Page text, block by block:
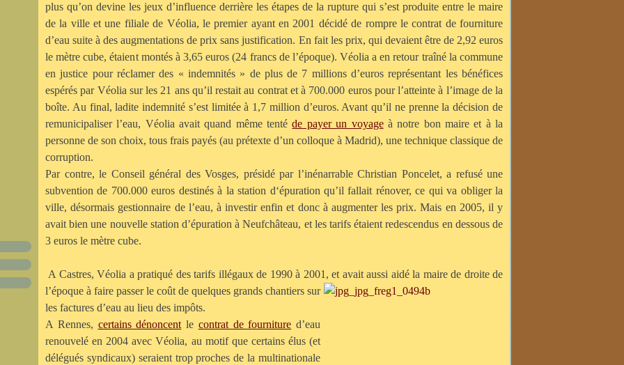
plus qu’on devine les jeux d’influence derrière les étapes de la rupture qui s’est produite entre le maire
de la ville et une filiale de Véolia, le premier ayant en 2001 décidé de rompre le contrat de fourniture
d’eau suite à des augmentations de prix sans justification. En fait les prix, qui devaient être de 2,92 euros
le mètre cube, étaient montés à 3,65 euros (24 francs de l’époque). Véolia a en retour traîné la commune
en justice pour réclamer des « indemnités » de plus de 7 millions d’euros représentant les bénéfices
espérés par Véolia sur les 21 ans qu’il restait au contrat et à 700.000 euros pour l’atteinte à l’image de la
boîte. Au final, ladite indemnité s’est limitée à 1,7 million d’euros. Avant qu’il ne prenne la décision de
remunicipaliser l’eau, Véolia avait quand même tentéde payer un voyageà notre bon maire et à la
personne de son choix, tous frais payés (au prétexte d’un colloque à Madrid), une technique classique de
corruption.
Par contre, le Conseil général des Vosges, présidé par l’inénarrable Christian Poncelet, a refusé une
subvention de 700.000 euros destinés à la station d‘épuration qu’il fallait rénover, ce qui va obliger la
ville, désormais gestionnaire de l’eau, à investir enfin et donc à augmenter les prix. Mais en 2005, il y
avait bien une nouvelle station d’épuration à Neufchâteau, et les tarifs étaient redescendus en dessous de
3 euros le mètre cube.
A Castres, Véolia a pratiqué des tarifs illégaux de 1990 à 2001, et avait aussi aidé la maire de droite de
l’époque à faire passer le coût de quelques grands chantiers sur
les factures d’eau au lieu des impôts.
A Rennes, certains dénoncent le contrat de fourniture d’eau
renouvelé en 2004 avec Véolia, au motif que certains élus (et
délégués syndicaux) seraient trop proches de la multinationale